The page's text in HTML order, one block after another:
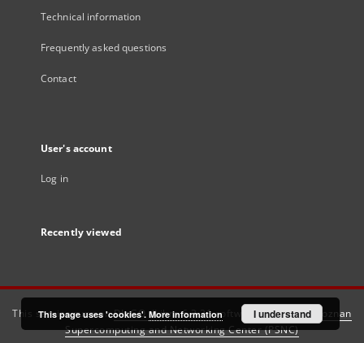
Technical information
Frequently asked questions
Contact
User's account
Log in
Recently viewed
This service runs onDInGO dLibra 6.3.21software created by
Poznan
Supercomputing and Networking Center (PSNC)
This page uses 'cookies'. More information I understand